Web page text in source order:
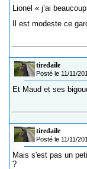
Lionel « j’ai
Il est modeste ce
tiredaile
Posté le 11/11/
Et Maud et ses
tiredaile
Posté le 11/11/
Mais s'est pas un
?